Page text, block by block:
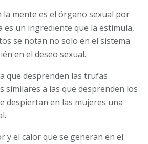
la mente es el órgano sexual por
es un ingrediente que la estimula,
se notan no solo en el sistema
en el deseo sexual.
que desprenden las trufas
similares a las que desprenden los
despiertan en las mujeres una
y el calor que se generan en el